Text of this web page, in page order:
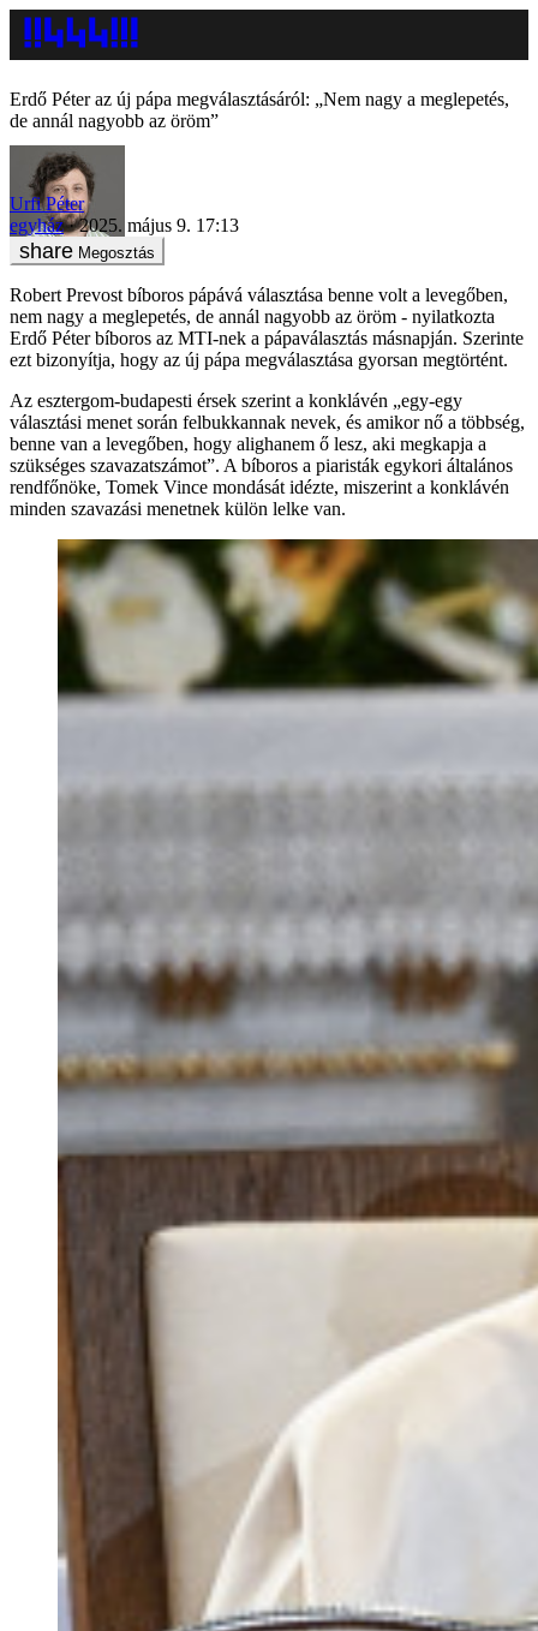
Erdő Péter az új pápa megválasztásáról: „Nem nagy a meglepetés,
de annál nagyobb az öröm”
Urfi Péter
egyház
2025. május 9. 17:13
Megosztás
Robert Prevost bíboros pápává választása benne volt a levegőben,
nem nagy a meglepetés, de annál nagyobb az öröm - nyilatkozta
Erdő Péter bíboros az MTI-nek a pápaválasztás másnapján. Szerinte
ezt bizonyítja, hogy az új pápa megválasztása gyorsan megtörtént.
Az esztergom-budapesti érsek szerint a konklávén „egy-egy
választási menet során felbukkannak nevek, és amikor nő a többség,
benne van a levegőben, hogy alighanem ő lesz, aki megkapja a
szükséges szavazatszámot”. A bíboros a piaristák egykori általános
rendfőnöke, Tomek Vince mondását idézte, miszerint a konklávén
minden szavazási menetnek külön lelke van.